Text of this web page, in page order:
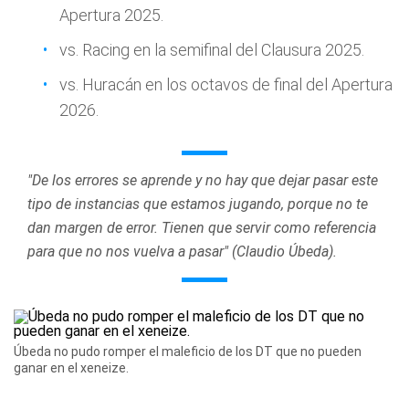
Apertura 2025.
vs. Racing en la semifinal del Clausura 2025.
vs. Huracán en los octavos de final del Apertura
2026.
"De los errores se aprende y no hay que dejar pasar este
tipo de instancias que estamos jugando, porque no te
dan margen de error. Tienen que servir como referencia
para que no nos vuelva a pasar" (Claudio Úbeda).
Úbeda no pudo romper el maleficio de los DT que no pueden
ganar en el xeneize.